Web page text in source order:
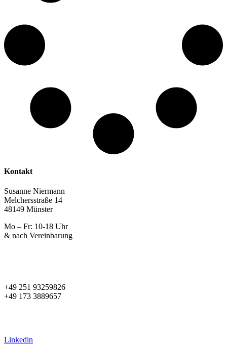
Kontakt
Susanne Niermann
Melchersstraße 14
48149 Münster
Mo – Fr: 10-18 Uhr
& nach Vereinbarung
+49 251 93259826
+49 173 3889657
Linkedin